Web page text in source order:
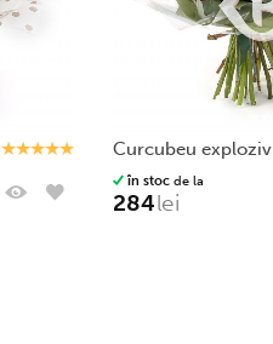
curcubeu exploziv
în stoc de la
284lei